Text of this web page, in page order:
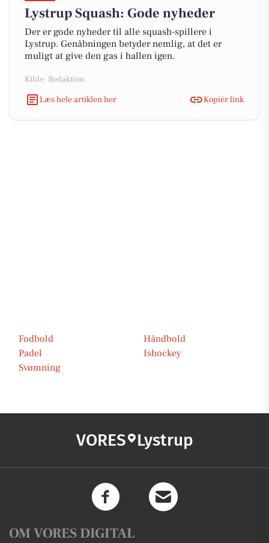
Lystrup Squash: Gode nyheder
Der er gode nyheder til alle squash-spillere i
Lystrup. Genåbningen betyder nemlig, at det er
muligt at give den gas i hallen igen.
Kilde: Redaktion
Læs hele artiklen her
Kopiér link
Fodbold
Håndbold
Padel
Ishockey
Svømning
VORES Lystrup
OM VORES DIGITAL